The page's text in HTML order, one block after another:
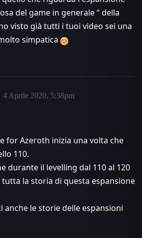
del game in generale “ della
visto già tutti i tuoi video sei una
simpatica
4 Aprile 2020, 5:38pm
for Azeroth inizia una volta che
110.
durante il levelling dal 110 al 120
la storia di questa espansione
le storie delle espansioni